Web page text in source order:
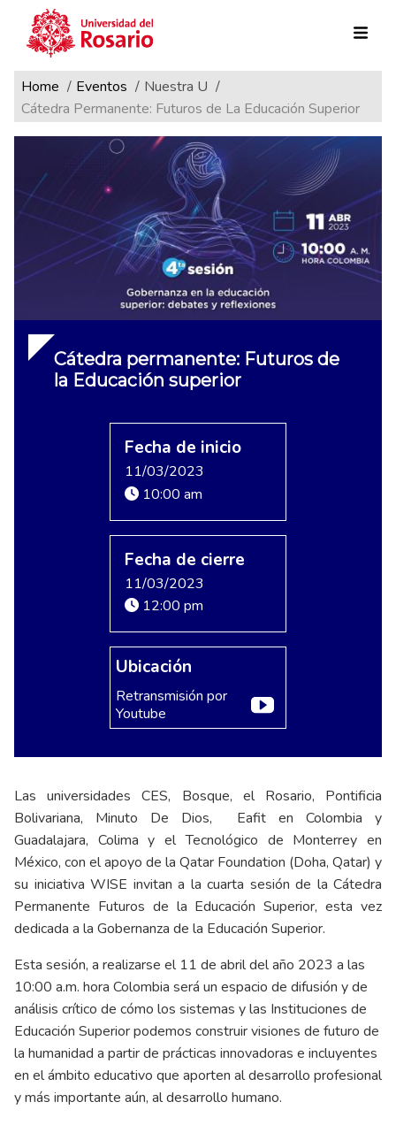
Pasar al contenido principal
Ruta de navegación
Home Eventos
Nuestra U
Cátedra Permanente: Futuros de La Educación Superior
Cátedra permanente: Futuros de
la Educación superior
Fecha de inicio
11/03/2023
10:00 am
Fecha de cierre
11/03/2023
12:00 pm
Ubicación
Retransmisión por
Youtube
Las universidades CES, Bosque, el Rosario, Pontificia
Bolivariana, Minuto De Dios, Eafit en Colombia y
Guadalajara, Colima y el Tecnológico de Monterrey en
México, con el apoyo de la Qatar Foundation (Doha, Qatar) y
su iniciativa WISE invitan a la cuarta sesión de la Cátedra
Permanente Futuros de la Educación Superior, esta vez
dedicada a la Gobernanza de la Educación Superior.
Esta sesión, a realizarse el 11 de abril del año 2023 a las
10:00 a.m. hora Colombia será un espacio de difusión y de
análisis crítico de cómo los sistemas y las Instituciones de
Educación Superior podemos construir visiones de futuro de
la humanidad a partir de prácticas innovadoras e incluyentes
en el ámbito educativo que aporten al desarrollo profesional
y más importante aún, al desarrollo humano.